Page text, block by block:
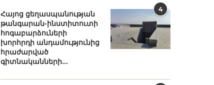
4
Հայոց ցեղասպանության
թանգարան-ինստիտուտի
հոգաբարձուների
խորհրդի անդամությունից
հրաժարված
գիտնականների...